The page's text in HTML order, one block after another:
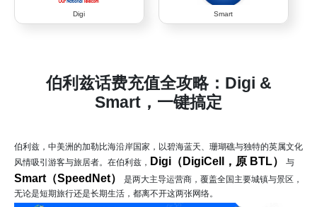
Digi Smart
伯利兹话费充值全攻略：Digi &
Smart，一键搞定
伯利兹，中美洲的加勒比海沿岸国家，以碧海蓝天、珊瑚礁与独特的英属文化
风情吸引游客与旅居者。在伯利兹， Digi（DigiCell，原 BTL） 与
Smart（SpeedNet）
是两大主导运营商，覆盖全国主要城镇与景区，
无论是短期旅行还是长期生活，都离不开这两张网络。